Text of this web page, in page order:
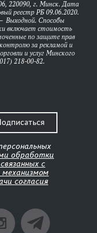
220090, г. Минск. Дата
реестр РБ 09.06.2020.
Способы
включает стоимость
по защите прав
за рекламой и
и услуг Минского
218-00-82.
обработки
с
механизмом
согласия